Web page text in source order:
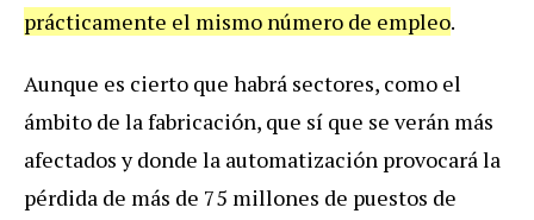
prácticamente el mismo número de empleo.
Aunque es cierto que habrá sectores, como el
ámbito de la fabricación, que sí que se verán más
afectados y donde la automatización provocará la
pérdida de más de 75 millones de puestos de